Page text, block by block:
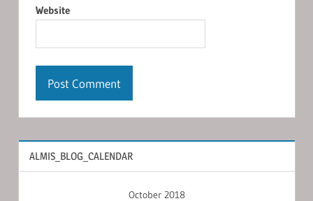
Website
ALMIS_BLOG_CALENDAR
October 2018